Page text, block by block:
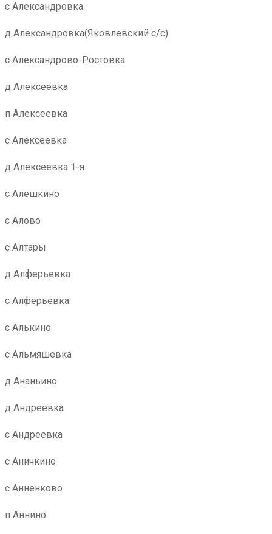
с Александровка
д Александровка(Яковлевский с/с)
с Александрово-Ростовка
д Алексеевка
п Алексеевка
с Алексеевка
д Алексеевка 1-я
с Алешкино
с Алово
с Алтары
д Алферьевка
с Алферьевка
с Алькино
с Альмяшевка
д Ананьино
д Андреевка
с Андреевка
с Аничкино
с Анненково
п Аннино